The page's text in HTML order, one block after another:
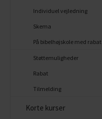
Individuel vejledning
Skema
På bibelhøjskole med rabat
Støttemuligheder
Rabat
Tilmelding
Korte kurser